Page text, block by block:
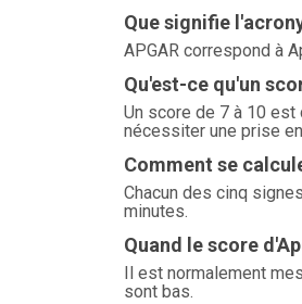
Que signifie
APGAR correspond à
Qu'est-ce qu'un
Un score de 7 à 10
nécessiter une prise
Comment se
Chacun des cinq
minutes.
Quand le score
Il est normalement
sont bas.